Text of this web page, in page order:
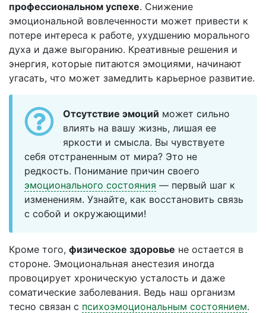
профессиональном успехе. Снижение
эмоциональной вовлеченности может привести к
потере интереса к работе, ухудшению морального
духа и даже выгоранию. Креативные решения и
энергия, которые питаются эмоциями, начинают
угасать, что может замедлить карьерное развитие.
Отсутствие эмоций может сильно
влиять на вашу жизнь, лишая ее
яркости и смысла. Вы чувствуете
себя отстраненным от мира? Это не
редкость. Понимание причин своего
эмоционального состояния — первый шаг к
изменениям. Узнайте, как восстановить связь
с собой и окружающими!
Кроме того, физическое здоровье не остается в
стороне. Эмоциональная анестезия иногда
провоцирует хроническую усталость и даже
соматические заболевания. Ведь наш организм
тесно связан с психоэмоциональным состоянием.